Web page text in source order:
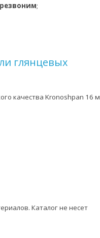
;
глянцевых
качества Kronoshpan 16
Каталог не несет